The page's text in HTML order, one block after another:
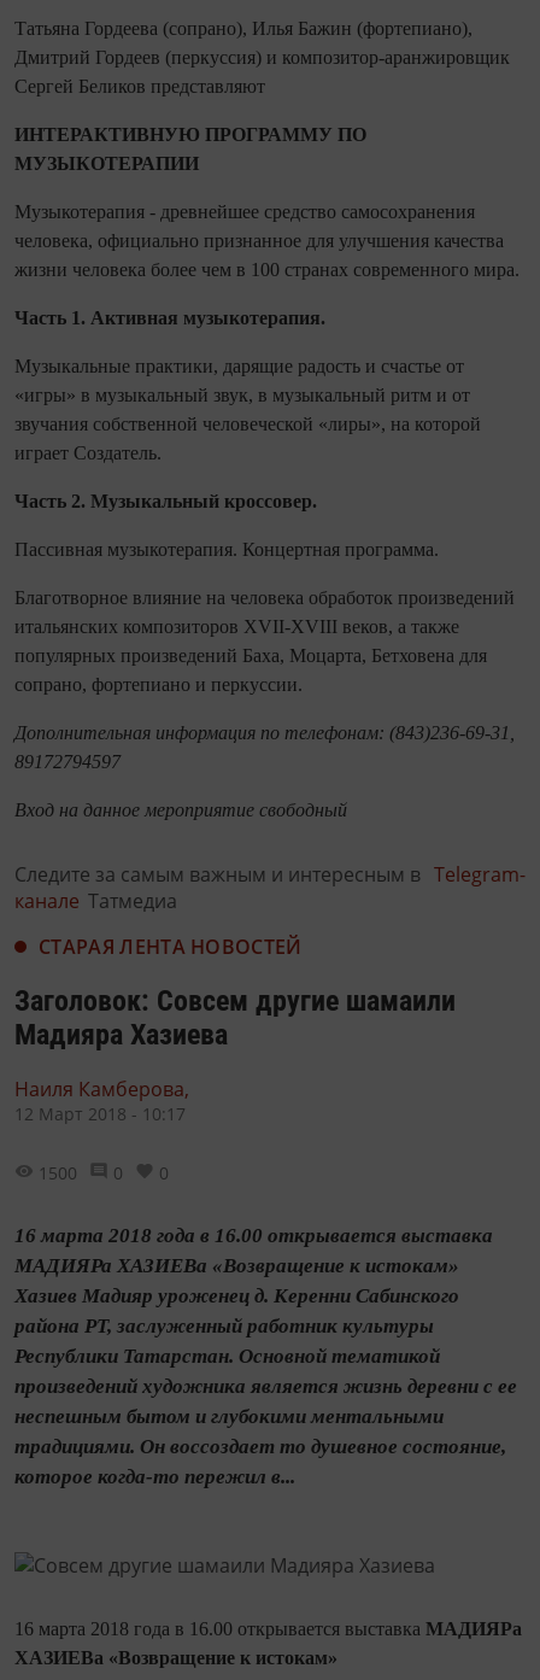
Татьяна Гордеева (сопрано), Илья Бажин (фортепиано),
Дмитрий Гордеев (перкуссия) и композитор-аранжировщик
Сергей Беликов представляют
ИНТЕРАКТИВНУЮ ПРОГРАММУ ПО
МУЗЫКОТЕРАПИИ
Музыкотерапия - древнейшее средство самосохранения
человека, официально признанное для улучшения качества
жизни человека более чем в 100 странах современного мира.
Часть 1. Активная музыкотерапия.
Музыкальные практики, дарящие радость и счастье от
«игры» в музыкальный звук, в музыкальный ритм и от
звучания собственной человеческой «лиры», на которой
играет Создатель.
Часть 2. Музыкальный кроссовер.
Пассивная музыкотерапия. Концертная программа.
Благотворное влияние на человека обработок произведений
итальянских композиторов ХVII-XVIII веков, а также
популярных произведений Баха, Моцарта, Бетховена для
сопрано, фортепиано и перкуссии.
Дополнительная информация по телефонам: (843)236-69-31,
89172794597
Вход на данное мероприятие свободный
Следите за самым важным и интересным в Telegram-
канале Татмедиа
СТАРАЯ ЛЕНТА НОВОСТЕЙ
Заголовок: Совсем другие шамаили
Мадияра Хазиева
Наиля Камберова,
12 Март 2018 - 10:17
1500 0 0
16 марта 2018 года в 16.00 открывается выставка
МАДИЯРа ХАЗИЕВа «Возвращение к истокам»
Хазиев Мадияр уроженец д. Керенни Сабинского
района РТ, заслуженный работник культуры
Республики Татарстан. Основной тематикой
произведений художника является жизнь деревни с ее
неспешным бытом и глубокими ментальными
традициями. Он воссоздает то душевное состояние,
которое когда-то пережил в...
16 марта 2018 года в 16.00 открывается выставка МАДИЯРа
ХАЗИЕВа «Возвращение к истокам»